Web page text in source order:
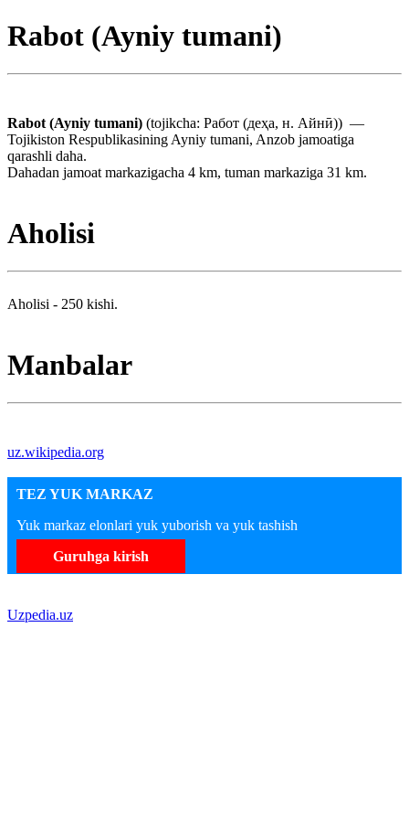
Rabot (Ayniy tumani)
Rabot (Ayniy tumani) (tojikcha: Работ (деҳа, н. Айнӣ)) —
Tojikiston Respublikasining Ayniy tumani, Anzob jamoatiga
qarashli daha.
Dahadan jamoat markazigacha 4 km, tuman markaziga 31 km.
Aholisi
Aholisi - 250 kishi.
Manbalar
uz.wikipedia.org
TEZ YUK MARKAZ
Yuk markaz elonlari yuk yuborish va yuk tashish
Guruhga kirish
Uzpedia.uz